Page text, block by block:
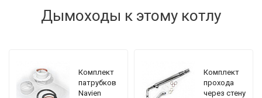
Дымоходы к этому котлу
Комплект
патрубков
Navien
Комплект
прохода
через стену